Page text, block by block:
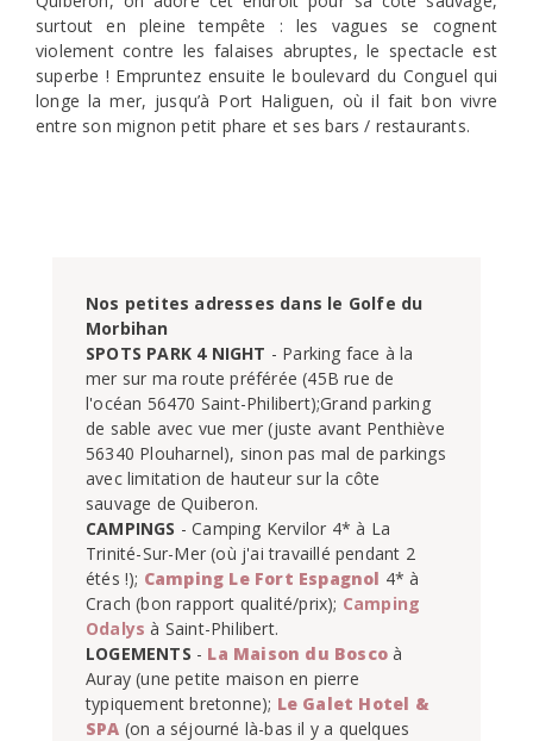
surtout en pleine tempête : les vagues se cognent
violement contre les falaises abruptes, le spectacle est
superbe ! Empruntez ensuite le boulevard du Conguel qui
longe la mer, jusqu’à Port Haliguen, où il fait bon vivre
entre son mignon petit phare et ses bars / restaurants.
Nos petites adresses dans le Golfe du
Morbihan
SPOTS PARK 4 NIGHT - Parking face à la
mer sur ma route préférée (45B rue de
l'océan 56470 Saint-Philibert);Grand parking
de sable avec vue mer (juste avant Penthiève
56340 Plouharnel), sinon pas mal de parkings
avec limitation de hauteur sur la côte
CAMPINGS - Camping Kervilor 4* à La
Trinité-Sur-Mer (où j'ai travaillé pendant 2
étés !); Camping Le Fort Espagnol 4* à
Crach (bon rapport qualité/prix); Camping
Odalys
LOGEMENTS - La Maison du Bosco à
Auray (une petite maison en pierre
typiquement bretonne); Le Galet Hotel &
SPA (on a séjourné là-bas il y a quelques